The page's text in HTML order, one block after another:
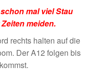
mal viel Stau
meiden.
rechts halten auf die
Der A12 folgen bis